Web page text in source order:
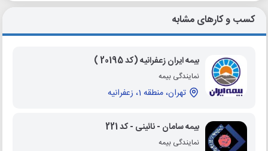
کسب و کارهای مشابه
بیمه ایران زعفرانیه (کد 20195 )
نمایندگی بیمه
تهران، منطقه 1، زعفرانیه
بیمه سامان - نائینی - کد 221
نمایندگی بیمه